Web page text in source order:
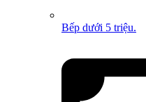
Bếp dưới 5 triệu.